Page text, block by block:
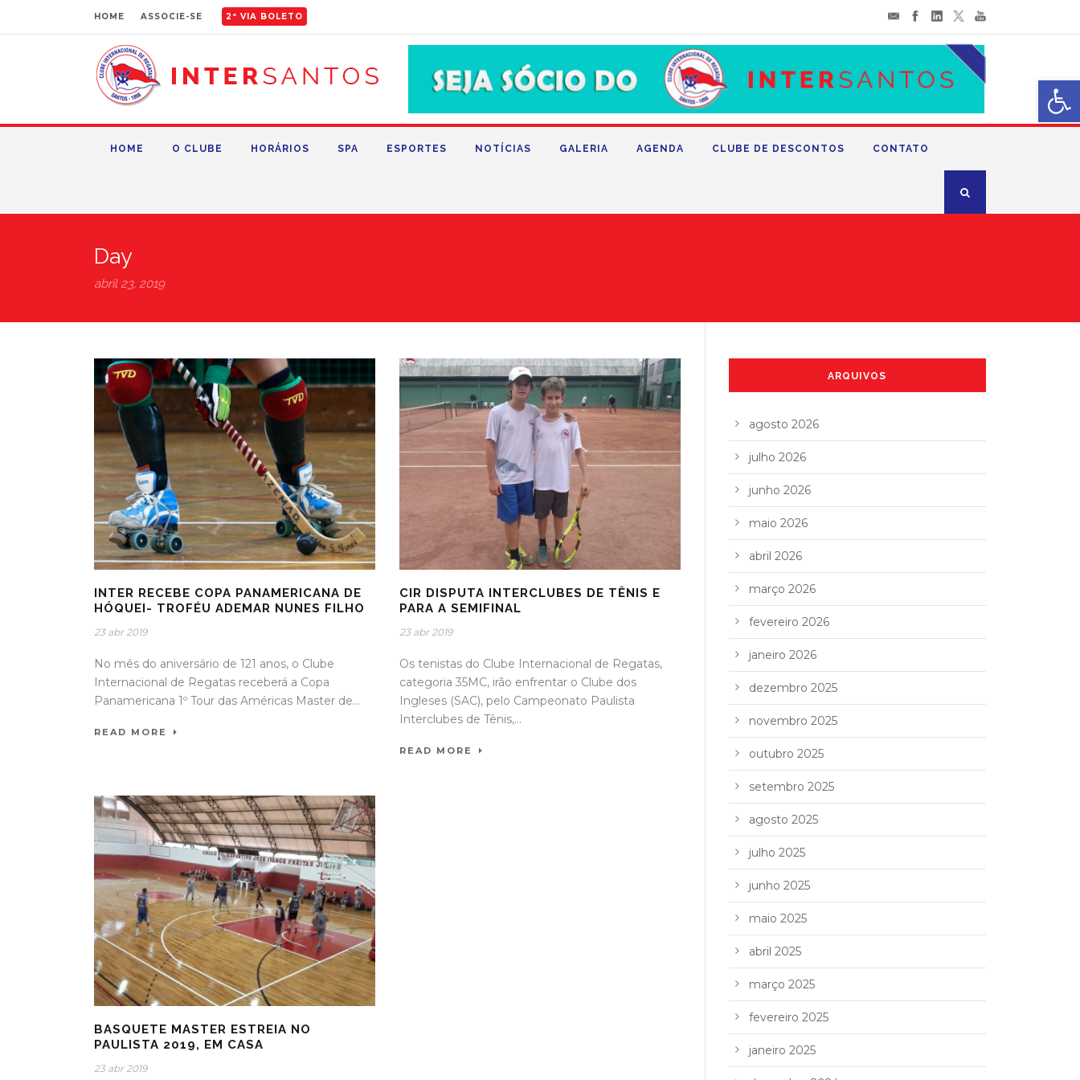
HOME ASSOCIE-SE 2ª VIA BOLETO
HOME O CLUBE HORÁRIOS SPA ESPORTES NOTÍCIAS GALERIA AGENDA CLUBE DE DESCONTOS CONTATO
Day
abril 23, 2019
INTER RECEBE COPA PANAMERICANA DE
HÓQUEI- TROFÉU ADEMAR NUNES FILHO
23 abr 2019
No mês do aniversário de 121 anos, o Clube
Internacional de Regatas receberá a Copa
Panamericana 1º Tour das Américas Master de...
READ MORE
CIR DISPUTA INTERCLUBES DE TÊNIS E
PARA A SEMIFINAL
23 abr 2019
Os tenistas do Clube Internacional de Regatas,
categoria 35MC, irão enfrentar o Clube dos
Ingleses (SAC), pelo Campeonato Paulista
Interclubes de Tênis,...
READ MORE
BASQUETE MASTER ESTREIA NO
PAULISTA 2019, EM CASA
23 abr 2019
ARQUIVOS
agosto 2026
julho 2026
junho 2026
maio 2026
abril 2026
março 2026
fevereiro 2026
janeiro 2026
dezembro 2025
novembro 2025
outubro 2025
setembro 2025
agosto 2025
julho 2025
junho 2025
maio 2025
abril 2025
março 2025
fevereiro 2025
janeiro 2025
Abrir